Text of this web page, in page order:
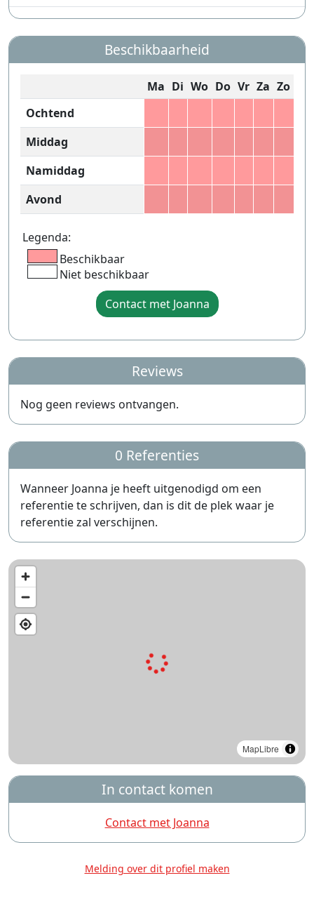
Beschikbaarheid
Ma Di Wo Do Vr Za Zo
Ochtend
Middag
Namiddag
Avond
Legenda:
Beschikbaar
Niet beschikbaar
Contact met Joanna
Reviews
Nog geen reviews ontvangen.
0 Referenties
Wanneer Joanna je heeft uitgenodigd om een
referentie te schrijven, dan is dit de plek waar je
referentie zal verschijnen.
MapLibre
In contact komen
Contact met Joanna
Melding over dit profiel maken